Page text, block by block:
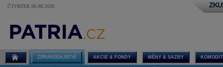
ČTVRTEK 06.08.2026
ZPRAVODAJSTVÍ AKCIE & FONDY MĚNY & SAZBY